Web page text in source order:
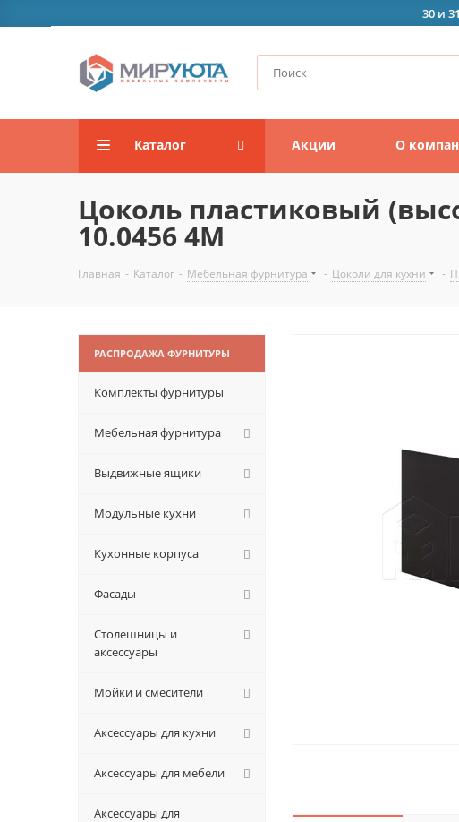
30 и
Каталог Акции О
Цоколь пластиковый
10.0456 4M
Главная - Каталог - Мебельная фурнитура - Цоколи для кухни -
РАСПРОДАЖА ФУРНИТУРЫ
Комплекты фурнитуры
Мебельная фурнитура
Выдвижные ящики
Модульные кухни
Кухонные корпуса
Фасады
Столешницы и
аксессуары
Мойки и смесители
Аксессуары для кухни
Аксессуары для мебели
Аксессуары для